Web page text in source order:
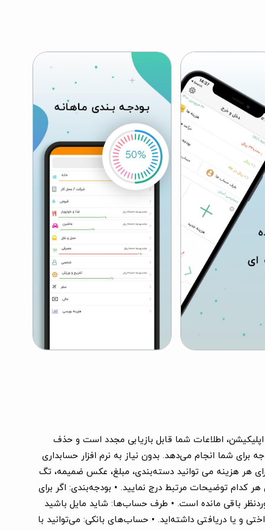
اطلاعات شما قابل بازیابی مجدد است و حذف
شما انجام می‌دهد. بدون نیاز به نرم افزار حسابداری
در نظر گرفته شده است. برای هر هزینه می توانید دسته‌بندی، مبلغ، عکس ضمیمه، تگ
کدام توضیحات مرتبط درج نمایید. • بودجه‌بندی: اگر برای
باقی مانده است. • طرف حساب‌ها: شاید مایل باشید
و یا دریافتی داشته‌اید. • حساب‌های بانکی: می‌توانید با